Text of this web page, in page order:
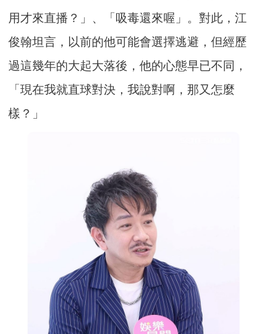
用才來直播？」、「吸毒還來喔」。對此，江
俊翰坦言，以前的他可能會選擇逃避，但經歷
過這幾年的大起大落後，他的心態早已不同，
「現在我就直球對決，我說對啊，那又怎麼
樣？」